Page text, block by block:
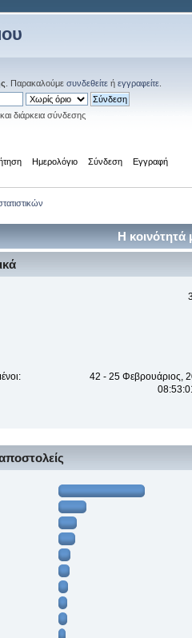
. Παρακαλούμε συνδεθείτε ή εγγραφείτε
διάρκεια σύνδεσης
Ημερολόγιο Σύνδεση Εγγραφή
Η κοινότητά
42 - 25 Φεβρουάριος,